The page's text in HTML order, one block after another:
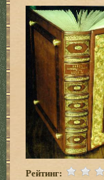
Рейтинг: